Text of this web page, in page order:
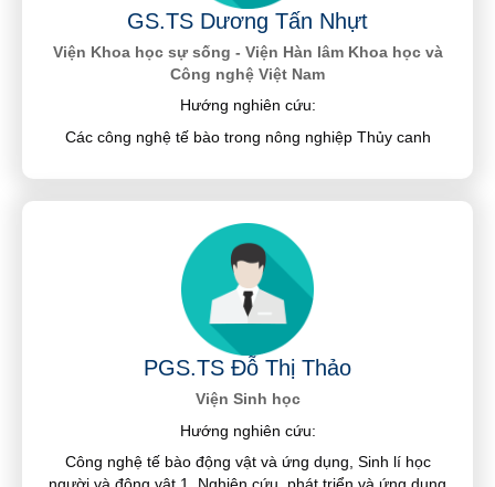
GS.TS Dương Tấn Nhựt
Viện Khoa học sự sống - Viện Hàn lâm Khoa học và
Công nghệ Việt Nam
Hướng nghiên cứu:
Các công nghệ tế bào trong nông nghiệp Thủy canh
PGS.TS Đỗ Thị Thảo
Viện Sinh học
Hướng nghiên cứu:
Công nghệ tế bào động vật và ứng dụng, Sinh lí học